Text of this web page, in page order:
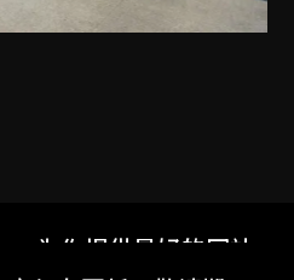
」为你提供最好的网站